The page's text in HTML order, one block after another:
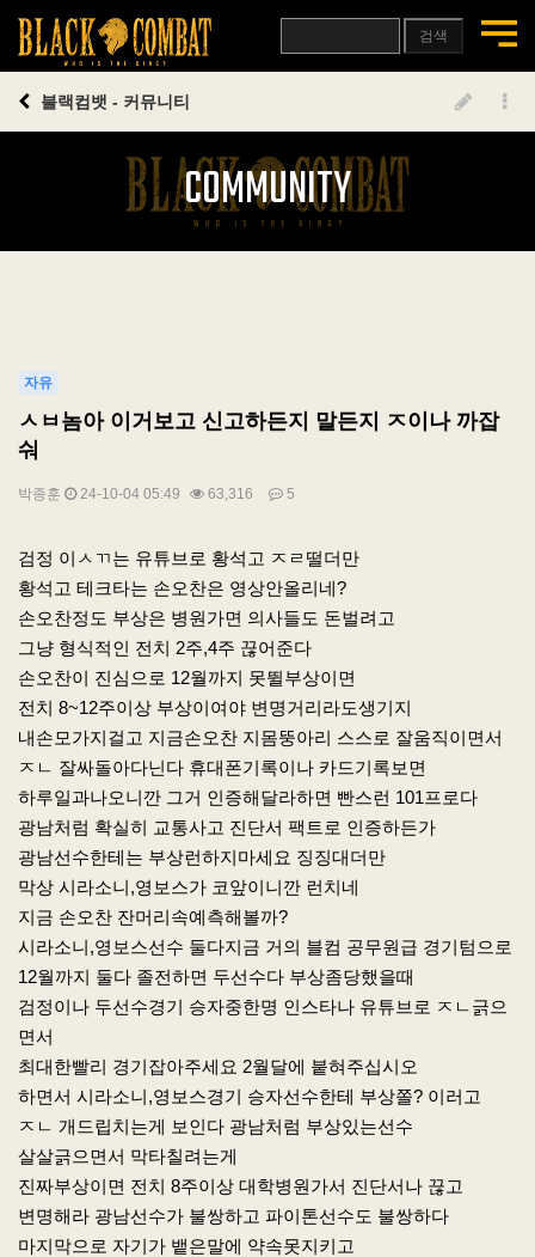
검색
블랙컴뱃 - 커뮤니티
COMMUNITY
자유
ㅅㅂ놈아 이거보고 신고하든지 말든지 ㅈ이나 까잡
숴
박종훈 24-10-04 05:49 63,316 5
본문
검정 이ㅅㄲ는 유튜브로 황석고 ㅈㄹ떨더만
황석고 테크타는 손오찬은 영상안올리네?
손오찬정도 부상은 병원가면 의사들도 돈벌려고
그냥 형식적인 전치 2주,4주 끊어준다
손오찬이 진심으로 12월까지 못뛸부상이면
전치 8~12주이상 부상이여야 변명거리라도생기지
내손모가지걸고 지금손오찬 지몸뚱아리 스스로 잘움직이면서
ㅈㄴ 잘싸돌아다닌다 휴대폰기록이나 카드기록보면
하루일과나오니깐 그거 인증해달라하면 빤스런 101프로다
광남처럼 확실히 교통사고 진단서 팩트로 인증하든가
광남선수한테는 부상런하지마세요 징징대더만
막상 시라소니,영보스가 코앞이니깐 런치네
지금 손오찬 잔머리속예측해볼까?
시라소니,영보스선수 둘다지금 거의 블컴 공무원급 경기텀으로
12월까지 둘다 졸전하면 두선수다 부상좀당했을때
검정이나 두선수경기 승자중한명 인스타나 유튜브로 ㅈㄴ긁으
면서
최대한빨리 경기잡아주세요 2월달에 붙혀주십시오
하면서 시라소니,영보스경기 승자선수한테 부상쫄? 이러고
ㅈㄴ 개드립치는게 보인다 광남처럼 부상있는선수
살살긁으면서 막타칠려는게
진짜부상이면 전치 8주이상 대학병원가서 진단서나 끊고
변명해라 광남선수가 불쌍하고 파이톤선수도 불쌍하다
마지막으로 자기가 뱉은말에 약속못지키고